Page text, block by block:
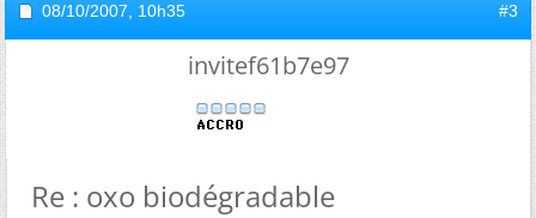
08/10/2007, 10h35 #3
invitef61b7e97
Re : oxo biodégradable